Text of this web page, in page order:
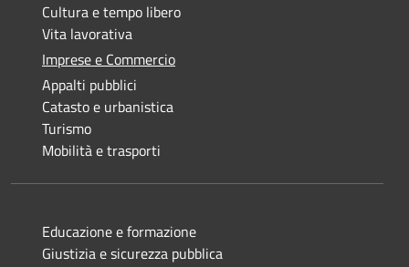
Cultura e tempo libero
Vita lavorativa
Imprese e Commercio
Appalti pubblici
Catasto e urbanistica
Turismo
Mobilità e trasporti
Educazione e formazione
Giustizia e sicurezza pubblica